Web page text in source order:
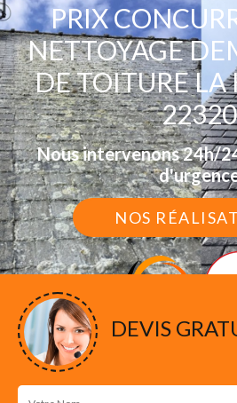
PRIX
NETTOYAGE
DE TOITURE LA
22320
Nous intervenons 24h/
NOS
DEVIS